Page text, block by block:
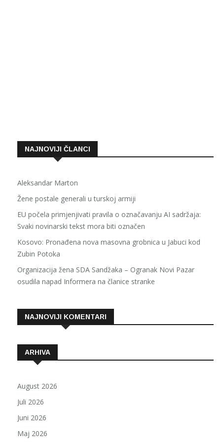
NAJNOVIJI ČLANCI
Aleksandar Marton
Žene postale generali u turskoj armiji
EU počela primjenjivati pravila o označavanju AI sadržaja:
Svaki novinarski tekst mora biti označen
Kosovo: Pronađena nova masovna grobnica u Jabuci kod
Zubin Potoka
Organizacija žena SDA Sandžaka – Ogranak Novi Pazar
osudila napad Informera na članice stranke
NAJNOVIJI KOMENTARI
ARHIVA
August 2026
Juli 2026
Juni 2026
Maj 2026